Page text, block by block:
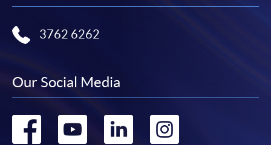
3762 6262
Our Social Media
Go Go Go Go